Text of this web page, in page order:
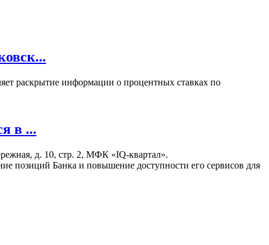
раскрытие информации о процентных ставках по
в ...
д. 10, стр. 2, МФК «IQ-квартал».
позиций Банка и повышение доступности его сервисов для